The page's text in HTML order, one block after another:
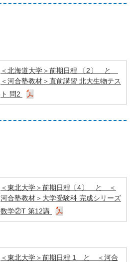
＜北海道大学＞前期日程 〔2〕 と
＜河合塾教材＞直前講習 北大生物テス
ト 問2
＜東北大学＞前期日程〔4〕 と ＜
河合塾教材＞大学受験科 完成シリーズ
数学②T 第12講
＜東北大学＞前期日程 1 と ＜河合